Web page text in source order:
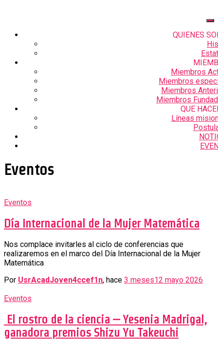
QUIENES
Miembros
Miembros
Miembros
Miembros
QUE
Líneas
Eventos
Eventos
Día Internacional de la Mujer Matemática
Nos complace invitarles al ciclo de conferencias que
realizaremos en el marco del Día Internacional de la Mujer
Matemática
Por UsrAcadJoven4ccef1n, hace 3 meses12 mayo 2026
Eventos
El rostro de la ciencia – Yesenia Madrigal,
ganadora premios Shizu Yu Takeuchi